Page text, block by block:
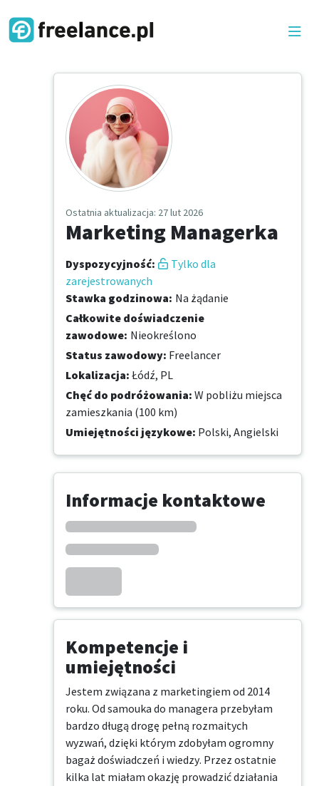
Ostatnia aktualizacja: 27 lut 2026
Marketing Managerka
Dyspozycyjność:
Tylko dla
zarejestrowanych
Stawka godzinowa: Na żądanie
Całkowite doświadczenie
zawodowe: Nieokreślono
Status zawodowy: Freelancer
Lokalizacja: Łódź, PL
Chęć do podróżowania: W pobliżu miejsca
zamieszkania (100 km)
Umiejętności językowe: Polski, Angielski
Informacje kontaktowe
Kompetencje i
umiejętności
Jestem związana z marketingiem od 2014
roku. Od samouka do managera przebyłam
bardzo długą drogę pełną rozmaitych
wyzwań, dzięki którym zdobyłam ogromny
bagaż doświadczeń i wiedzy. Przez ostatnie
kilka lat miałam okazję prowadzić działania